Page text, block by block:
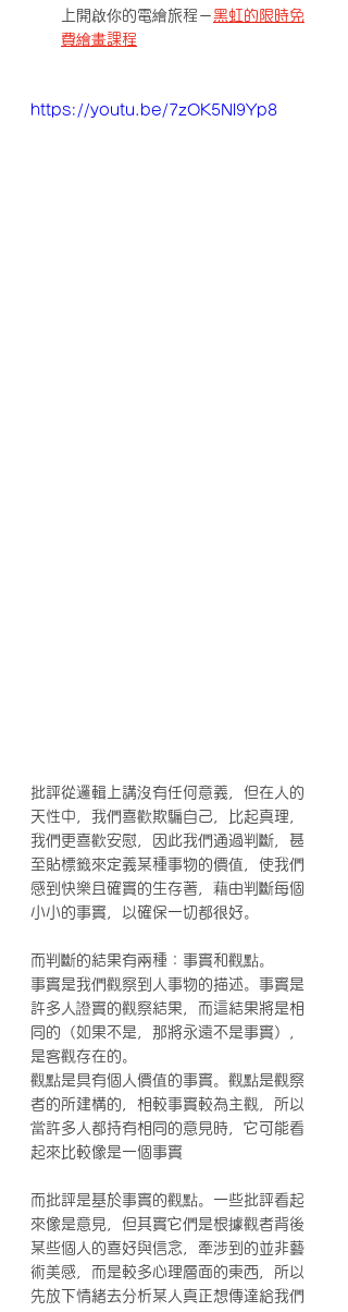
上開啟你的電繪旅程－ 黑虹的限時免
費繪畫課程
https://youtu.be/7zOK5Nl9Yp8
批評從邏輯上講沒有任何意義，但在人的
天性中，我們喜歡欺騙自己，比起真理，
我們更喜歡安慰，因此我們通過判斷，甚
至貼標籤來定義某種事物的價值，使我們
感到快樂且確實的生存著，藉由判斷每個
小小的事實，以確保一切都很好。
而判斷的結果有兩種：事實和觀點。
事實是我們觀察到人事物的描述。事實是
許多人證實的觀察結果，而這結果將是相
同的（如果不是，那將永遠不是事實），
是客觀存在的。
觀點是具有個人價值的事實。觀點是觀察
者的所建構的，相較事實較為主觀，所以
當許多人都持有相同的意見時，它可能看
起來比較像是一個事實
而批評是基於事實的觀點。一些批評看起
來像是意見，但其實它們是根據觀者背後
某些個人的喜好與信念，牽涉到的並非藝
術美感，而是較多心理層面的東西，所以
先放下情緒去分析某人真正想傳達給我們